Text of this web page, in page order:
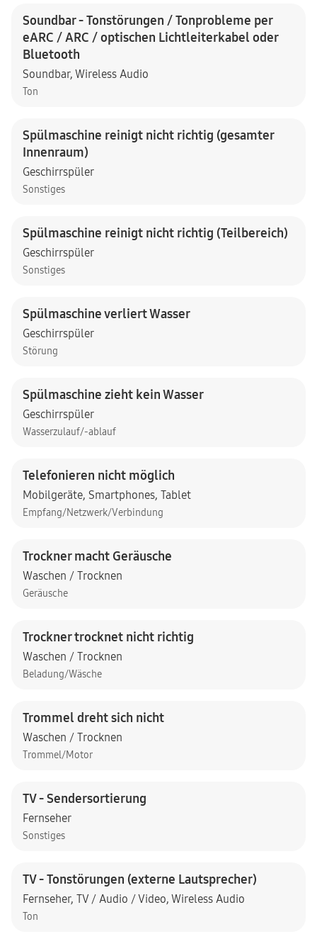
Soundbar - Tonstörungen / Tonprobleme per
eARC / ARC / optischen Lichtleiterkabel oder
Bluetooth
Soundbar, Wireless Audio
Ton
Spülmaschine reinigt nicht richtig (gesamter
Innenraum)
Geschirrspüler
Sonstiges
Spülmaschine reinigt nicht richtig (Teilbereich)
Geschirrspüler
Sonstiges
Spülmaschine verliert Wasser
Geschirrspüler
Störung
Spülmaschine zieht kein Wasser
Geschirrspüler
Wasserzulauf/-ablauf
Telefonieren nicht möglich
Mobilgeräte, Smartphones, Tablet
Empfang/Netzwerk/Verbindung
Trockner macht Geräusche
Waschen / Trocknen
Geräusche
Trockner trocknet nicht richtig
Waschen / Trocknen
Beladung/Wäsche
Trommel dreht sich nicht
Waschen / Trocknen
Trommel/Motor
TV - Sendersortierung
Fernseher
Sonstiges
TV - Tonstörungen (externe Lautsprecher)
Fernseher, TV / Audio / Video, Wireless Audio
Ton